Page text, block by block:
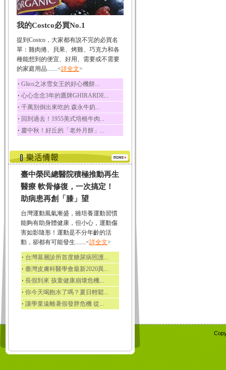
我的Costco必買No.1
提到Costco，大家都有說不完的必買名
單：雞肉捲、貝果、烤雞、巧克力和各
種能想到的便宜、好用、需要或不需要
的家庭用品.......<詳全文>
‧ Glico之冰雪女王的好心機餅...
‧ 心心念念3年的鷹牌GHIRARDE...
‧ 千萬別倒出來吃的 森永牛奶...
‧ 回到過去！1955美式培根牛肉...
‧ 慶中秋！好丘的「老外月餅」...
臺中榮民總醫院積極推動再生
醫療 軟骨修復，一次搞定！
助病患再創「膝」望
台灣運動風氣漸盛，雖培養運動習慣
能夠有助身體健康，但小心，運動傷
害如影隨形！運動是不分年齡的活
動，卻都有可能發生.......<詳全文>
‧ 台灣基層診所首度糖尿病照護...
‧ 臺灣皮膚科醫學會最新2020異...
‧ 長假到來 孩童健康崩壞危機...
‧ 你今天喝飽水了嗎？夏日輕鬆...
‧ 讓學童遠離暑假發胖危機 從...